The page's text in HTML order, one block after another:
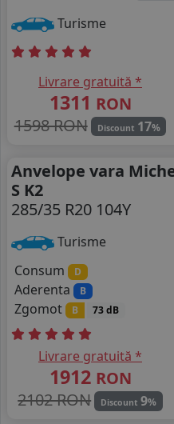
Turisme
Livrare gratuită *
1311 RON
1598 RON
Discount 17%
Anvelope vara
S K2
285/35 R20 104Y
Turisme
Consum
D
Aderenta B
Zgomot B 73 dB
Livrare gratuită *
1912 RON
2102 RON
Discount 9%